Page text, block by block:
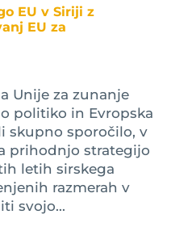
EU v Siriji z
EU za
Unije za zunanje
politiko in Evropska
skupno sporočilo, v
prihodnjo strategijo
letih sirskega
razmerah v
svojo...